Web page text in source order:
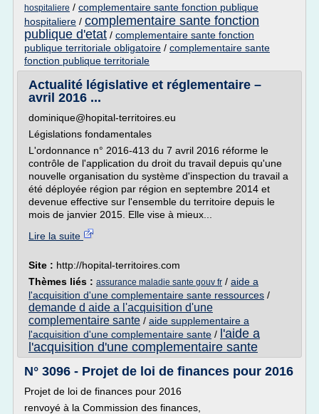
hospitaliere / complementaire sante fonction publique
hospitaliere / complementaire sante fonction
publique d'etat / complementaire sante fonction
publique territoriale obligatoire / complementaire sante
fonction publique territoriale
Actualité législative et réglementaire –
avril 2016 ...
dominique@hopital-territoires.eu
Législations fondamentales
L'ordonnance n° 2016-413 du 7 avril 2016 réforme le
contrôle de l'application du droit du travail depuis qu'une
nouvelle organisation du système d'inspection du travail a
été déployée région par région en septembre 2014 et
devenue effective sur l'ensemble du territoire depuis le
mois de janvier 2015. Elle vise à mieux...
Lire la suite
Site : http://hopital-territoires.com
Thèmes liés : assurance maladie sante gouv fr / aide a
l'acquisition d'une complementaire sante ressources /
demande d aide a l'acquisition d'une
complementaire sante / aide supplementaire a
l'acquisition d'une complementaire sante / l'aide a
l'acquisition d'une complementaire sante
N° 3096 - Projet de loi de finances pour 2016
Projet de loi de finances pour 2016
renvoyé à la Commission des finances,